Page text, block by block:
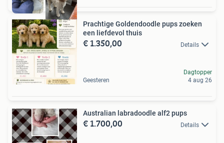
Prachtige Goldendoodle pups zoeken
een liefdevol thuis ️
€ 1.350,00 Details
Geesteren
Dagtopper
4 aug 26
Australian labradoodle alf2 pups
€ 1.700,00 Details